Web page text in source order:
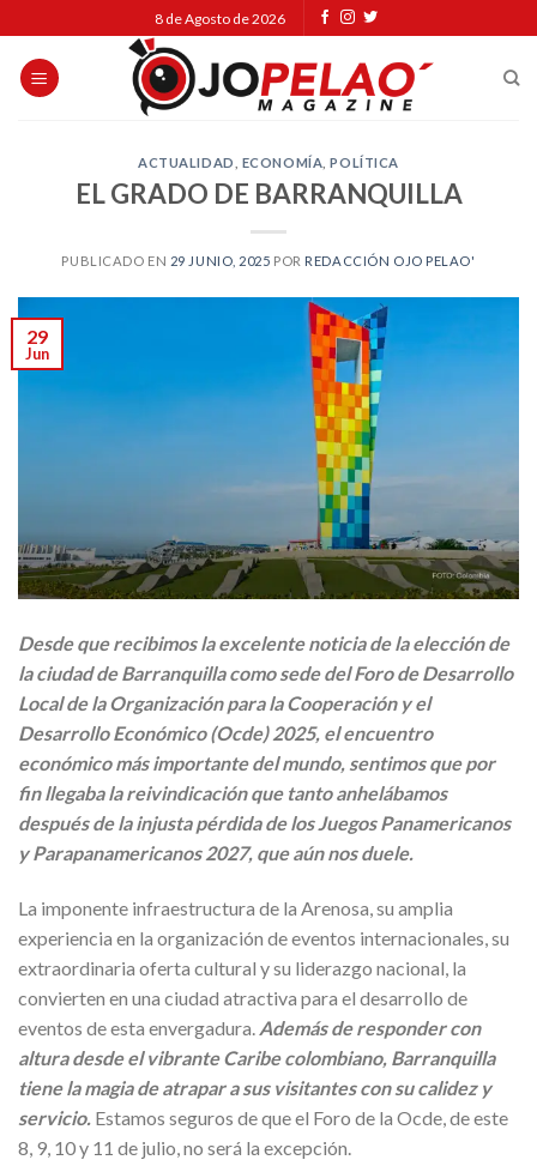
to
content
8 de Agosto de 2026
ACTUALIDAD ECONOMÍA ,POLÍTICA
EL GRADO DE BARRANQUILLA
PUBLICADO EN 29 JUNIO, 2025 POR REDACCIÓN OJO PELAO'
29
Jun
Desde que recibimos la excelente noticia de la elección de
la ciudad de Barranquilla como sede del Foro de Desarrollo
Local de la Organización para la Cooperación y el
Desarrollo Económico (Ocde) 2025, el encuentro
económico más importante del mundo, sentimos que por
fin llegaba la reivindicación que tanto anhelábamos
después de la injusta pérdida de los Juegos Panamericanos
y Parapanamericanos 2027, que aún nos duele.
La imponente infraestructura de la Arenosa, su amplia
experiencia en la organización de eventos internacionales, su
extraordinaria oferta cultural y su liderazgo nacional, la
convierten en una ciudad atractiva para el desarrollo de
eventos de esta envergadura. Además de responder con
altura desde el vibrante Caribe colombiano, Barranquilla
tiene la magia de atrapar a sus visitantes con su calidez y
servicio. Estamos seguros de que el Foro de la Ocde, de este
8, 9, 10 y 11 de julio, no será la excepción.